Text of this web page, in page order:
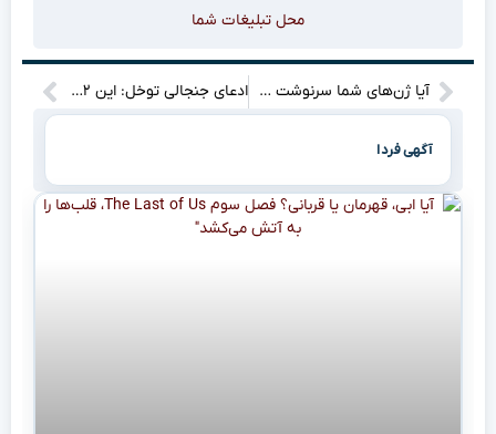
محل تبلیغات شما
آیا ژن‌های شما سرنوشت سلامت روانتان را رقم می‌زنند؟ راز حساسیت ژنتیکی به محیط فاش شد!” ادعای جنجالی توخل: این ۲ تیم انگلیسی از الان قهرمان لیگ برتر ۲۶-۲۰۲۵ هستند!
آگهی فردا